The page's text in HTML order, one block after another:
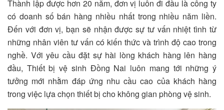
Thành lập được hơn 20 năm, đơn vị luôn đi đầu là công ty
có doanh số bán hàng nhiều nhất trong nhiều năm liền.
Đến với đơn vị, bạn sẽ nhận được sự tư vấn nhiệt tình từ
những nhân viên tư vấn có kiến thức và trình độ cao trong
nghề. Với yêu cầu đặt sự hài lòng khách hàng lên hàng
đầu, Thiết bị vệ sinh Đồng Nai luôn mang tới những ý
tưởng mới nhằm đáp ứng nhu cầu cao của khách hàng
trong việc lựa chọn thiết bị cho không gian phòng vệ sinh.